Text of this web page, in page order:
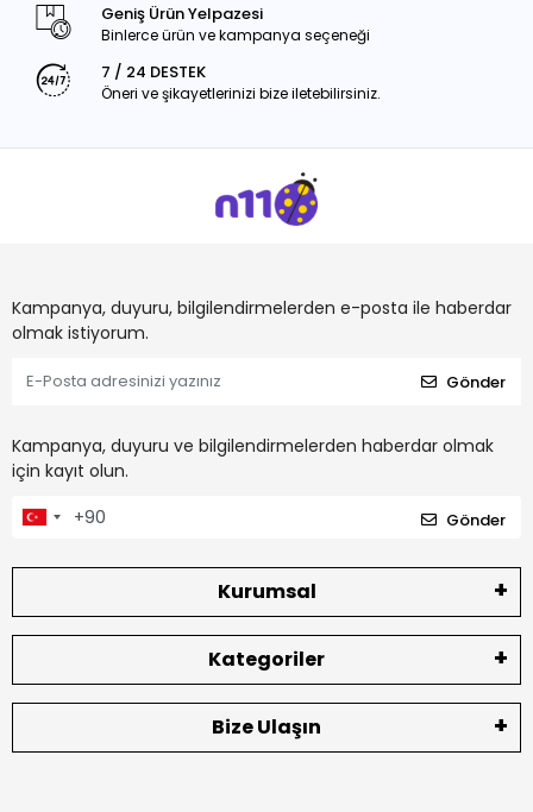
Geniş Ürün Yelpazesi
Binlerce ürün ve kampanya seçeneği
7 / 24 DESTEK
Öneri ve şikayetlerinizi bize iletebilirsiniz.
Kampanya, duyuru, bilgilendirmelerden e-posta ile haberdar
olmak istiyorum.
Gönder
Kampanya, duyuru ve bilgilendirmelerden haberdar olmak
için kayıt olun.
Gönder
Kurumsal
Kategoriler
Bize Ulaşın